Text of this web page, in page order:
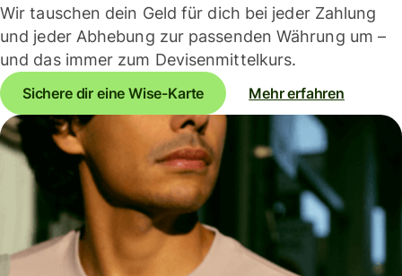
Wir tauschen dein Geld für dich bei jeder Zahlung
und jeder Abhebung zur passenden Währung um –
und das immer zum Devisenmittelkurs.
Sichere dir eine Wise-Karte Mehr erfahren